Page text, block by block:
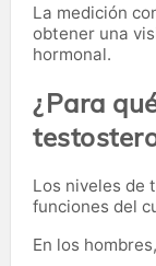
La medición
obtener una
hormonal.
¿Para
Los niveles de
funciones del
En los